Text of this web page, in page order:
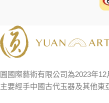
圓國際藝術有限公司為2023年
主要經手中國古代玉器及其他東